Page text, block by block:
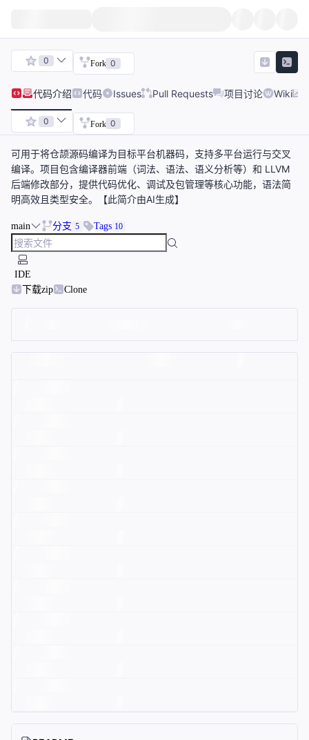
0 Fork 0
代码介绍 代码 Issues Pull Requests 项目讨论 Wiki
0 Fork 0
可用于将仓颉源码编译为目标平台机器码，支持多平台运行与交叉
编译。项目包含编译器前端（词法、语法、语义分析等）和 LLVM
后端修改部分，提供代码优化、调试及包管理等核心功能，语法简
明高效且类型安全。【此简介由AI生成】
main 分支 5 Tags 10
IDE
下载zip
Clone